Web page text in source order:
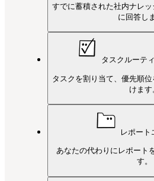
すでに蓄積された社内ナレ
に回答し
タスクルーテ
タスクを割り当て、優先順
けます
レポート
あなたの代わりにレポート
す。